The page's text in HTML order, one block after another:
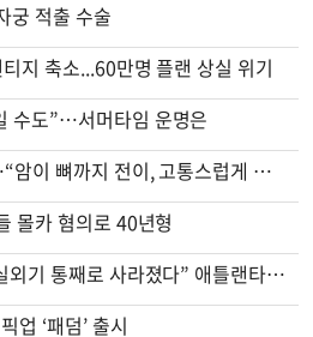
궁 적출 수술
지 축소...60만명 플랜 상실 위기
수도”…서머타임 운명은
바이든 암 투병 근황…“암이 뼈까지 전이, 고통스럽게 투병 중”
몰카 혐의로 40년형
“6~7분 만에 에어컨 실외기 통째로 사라졌다” 애틀랜타서 실외기 도난 급증
업 ‘패덤’ 출시